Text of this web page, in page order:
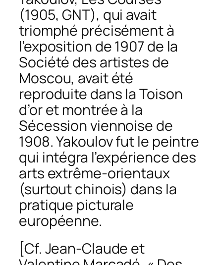
(1905, GNT), qui avait
triomphé précisément à
l’exposition de 1907 de la
Société des artistes de
Moscou, avait été
reproduite dans laToison
d’oret montrée à la
Sécession viennoise de
1908. Yakoulov fut le peintre
qui intégra l’expérience des
arts extrême-orientaux
(surtout chinois) dans la
pratique picturale
européenne.
[Cf. Jean-Claude et